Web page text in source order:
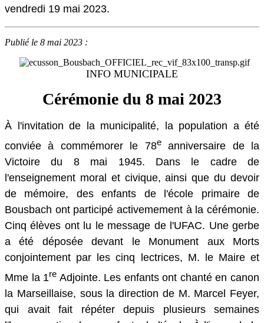
vendredi 19 mai 2023.
Publié le 8 mai 2023 :
INFO MUNICIPALE
Cérémonie du 8 mai 2023
À l'invitation de la municipalité, la population a été
conviée à commémorer le 78eanniversaire de la
Victoire du 8 mai 1945. Dans le cadre de
l'enseignement moral et civique, ainsi que du devoir
de mémoire, des enfants de l'école primaire de
Bousbach ont participé activemement à la cérémonie.
Cinq élèves ont lu le message de l'UFAC. Une gerbe
a été déposée devant le Monument aux Morts
conjointement par les cinq lectrices, M. le Maire et
Mme la 1re Adjointe. Les enfants ont chanté en canon
la Marseillaise, sous la direction de M. Marcel Feyer,
qui avait fait répéter depuis plusieurs semaines